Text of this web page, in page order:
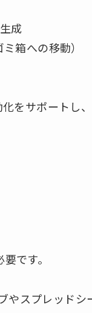
成
箱への移動）
をサポートし
です。
スプレッドシ